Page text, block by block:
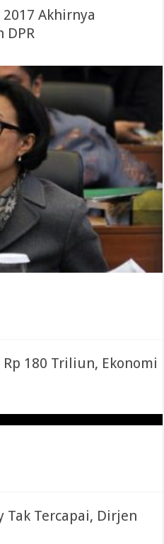
Akhirnya
DPR
180 Triliun‎, Ekonomi
Tak Tercapai, Dirjen